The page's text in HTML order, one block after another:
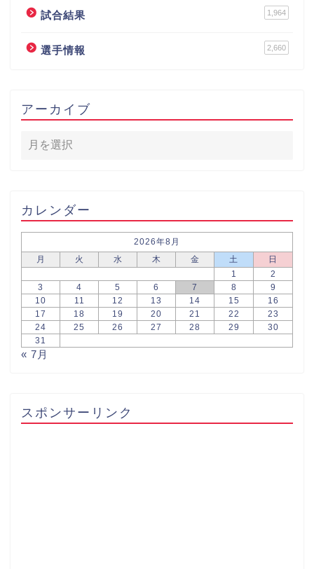
試合結果 1,964
選手情報 2,660
アーカイブ
カレンダー
2026年8月
月
火 水 木 金 土
日
1
2
3
4 5 6 7 8
9
10
11 12 13 14 15
16
17
18 19 20 21 22
23
24
25 26 27 28 29
30
31
« 7月
スポンサーリンク